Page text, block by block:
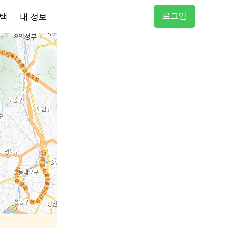
내 정보 로그인